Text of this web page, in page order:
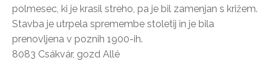
polmesec, ki je krasil streho, pa je bil zamenjan s križem.
Stavba je utrpela spremembe stoletij in je bila
prenovljena v poznih 1900-ih.
8083 Csákvár, gozd Allé